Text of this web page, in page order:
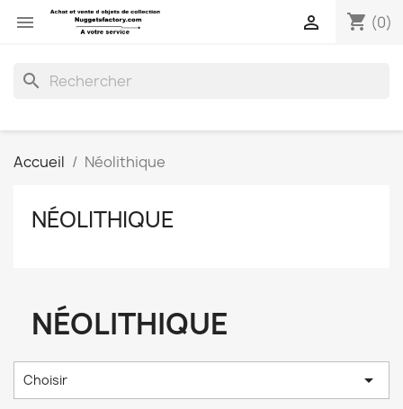
 shopping_cart (0)

search
Accueil Néolithique
NÉOLITHIQUE
NÉOLITHIQUE
Choisir 